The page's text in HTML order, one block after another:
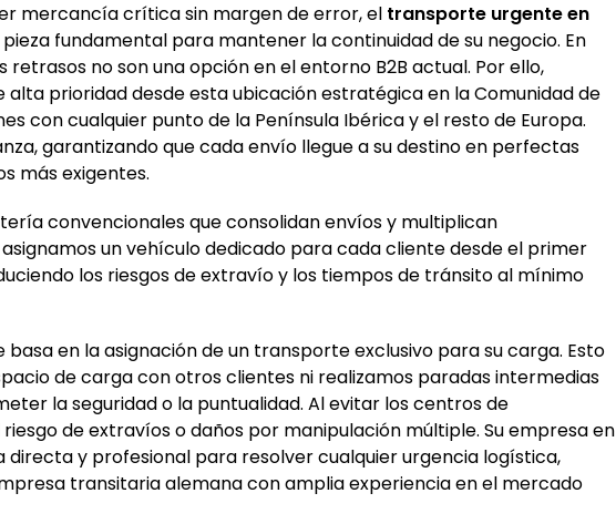
mercancía crítica sin margen de error, el transporte urgente en
fundamental para mantener la continuidad de su negocio. En
retrasos no son una opción en el entorno B2B actual. Por ello,
prioridad desde esta ubicación estratégica en la Comunidad de
con cualquier punto de la Península Ibérica y el resto de Europa.
garantizando que cada envío llegue a su destino en perfectas
más exigentes.
convencionales que consolidan envíos y multiplican
asignamos un vehículo dedicado para cada cliente desde el primer
los riesgos de extravío y los tiempos de tránsito al mínimo
en la asignación de un transporte exclusivo para su carga. Esto
de carga con otros clientes ni realizamos paradas intermedias
la seguridad o la puntualidad. Al evitar los centros de
de extravíos o daños por manipulación múltiple. Su empresa en
y profesional para resolver cualquier urgencia logística,
transitaria alemana con amplia experiencia en el mercado